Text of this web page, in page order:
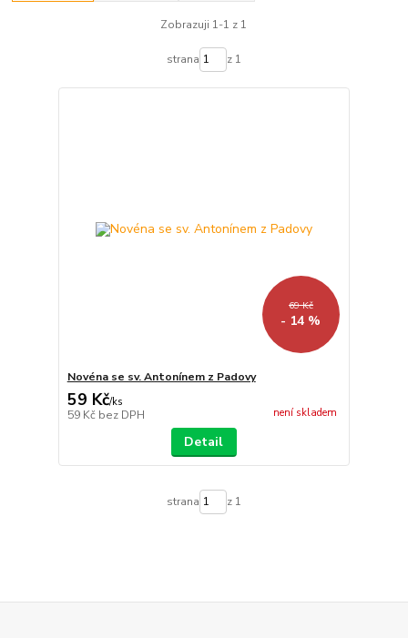
Zobrazuji 1-1 z 1
strana z 1
69 Kč
- 14 %
Novéna se sv. Antonínem z Padovy
59 Kč/ks
59 Kč bez DPH není skladem
Detail
strana z 1